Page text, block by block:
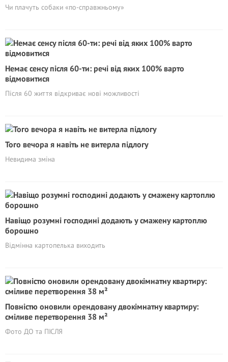
Чи плачуть собаки «по-справжньому»
Немає сенсу після 60-ти: речі від яких 100% варто
відмовитися
Після 60 життя відкриває нові можливості
Того вечора я навіть не витерла підлогу
Невидима зміна
Навіщо розумні господині додають у смажену картоплю
борошно
Відмінна картопелька виходить
Повністю оновили орендовану двокімнатну квартиру:
сміливе перетворення 38 м²
Фото ДО та ПІСЛЯ